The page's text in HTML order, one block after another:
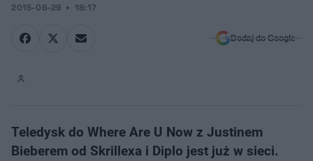
2015-06-29 18:17
Dodaj do Google
Teledysk do Where Are U Now z Justinem
Bieberem od Skrillexa i Diplo jest już w sieci.